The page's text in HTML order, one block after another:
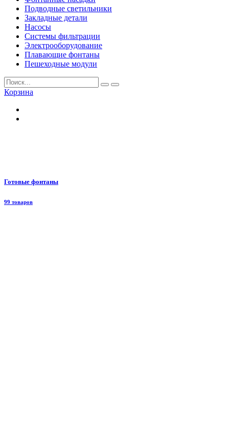
Подводные светильники
Закладные детали
Насосы
Системы фильтрации
Электрооборудование
Плавающие фонтаны
Пешеходные модули
Корзина
Готовые фонтаны
99 товаров